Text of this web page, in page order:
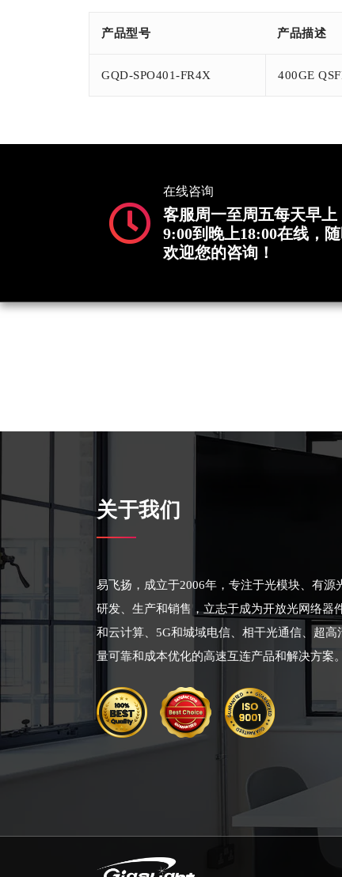
产品型号 产品描述
GQD-SPO401-FR4X 400GE
在线咨询
客服周一至周五每天早上
9:00到晚上18:00在线，
欢迎您的咨询！
关于我们
易飞扬，成立于2006年，专注于光模块、有源
研发、生产和销售，立志于成为开放光网络器
和云计算、5G和城域电信、相干光通信、超
量可靠和成本优化的高速互连产品和解决方案。